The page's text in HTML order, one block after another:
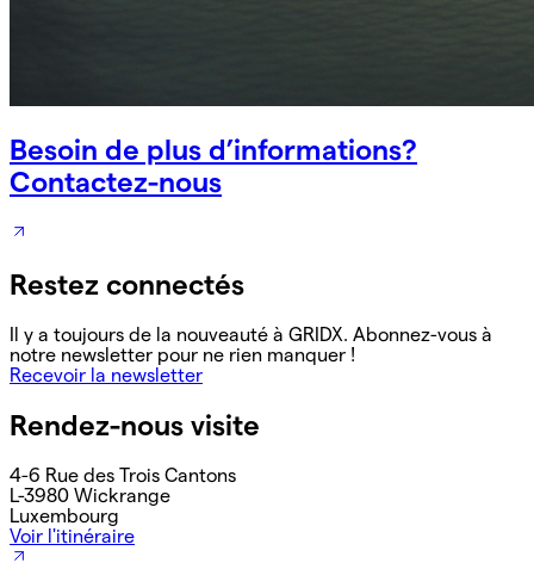
Besoin de plus d’informations?
Contactez-nous
Restez connectés
Il y a toujours de la nouveauté à GRIDX. Abonnez-vous à
notre newsletter pour ne rien manquer !
Recevoir la newsletter
Rendez-nous visite
4-6 Rue des Trois Cantons
L-3980 Wickrange
Luxembourg
Voir l'itinéraire